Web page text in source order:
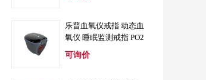
乐普血氧仪戒指 动态血
氧仪 睡眠监测戒指 PO2
可询价